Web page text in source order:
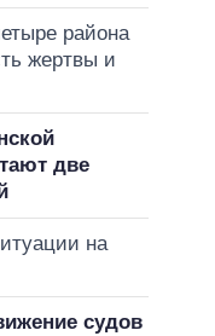
района
жертвы и
две
на
судов